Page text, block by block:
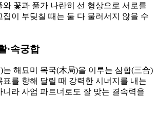
와 꽃과 풀가 나란히 선 형상으로 서로를
집이 부딪칠 때는 둘 다 물러서지 않을 수
·속궁합
는 해묘미 목국(木局)을 이루는 삼합(三合)
표를 향해 달릴 때 강력한 시너지를 내는
니라 사업 파트너로도 잘 맞는 결속력을